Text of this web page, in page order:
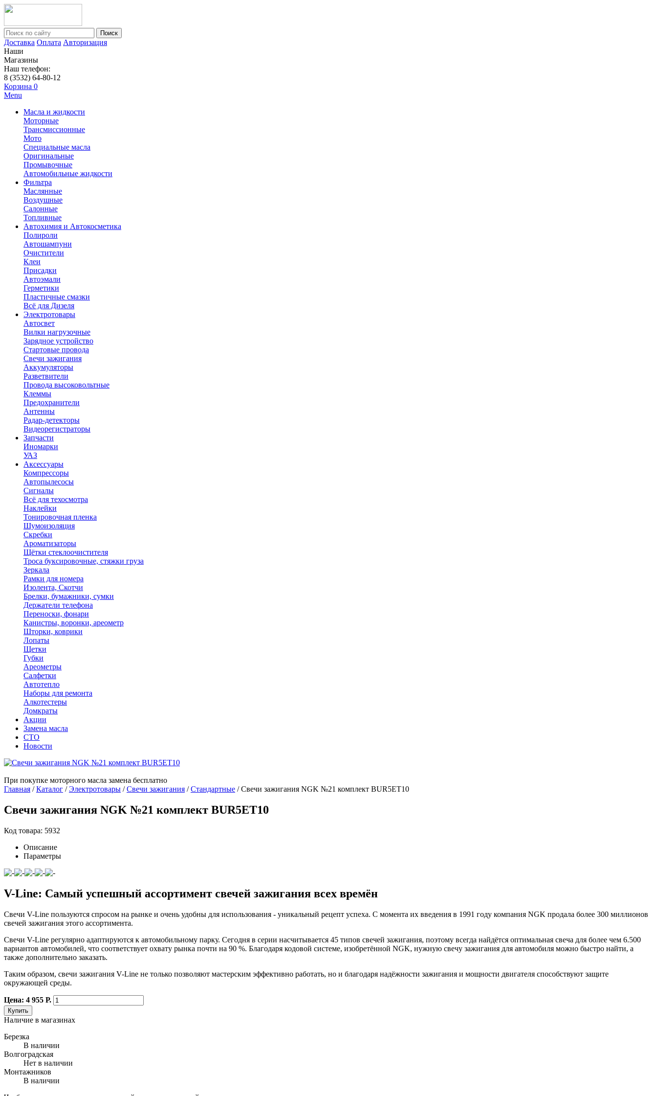
Поиск
Доставка Оплата Авторизация
Наши
Магазины
Наш телефон:
8 (3532) 64-80-12
Корзина 0
Menu
Масла и жидкости
Моторные
Трансмиссионные
Мото
Специальные масла
Оригинальные
Промывочные
Автомобильные жидкости
Фильтра
Маслянные
Воздушные
Салонные
Топливные
Автохимия и Автокосметика
Полироли
Автошампуни
Очистители
Клеи
Присадки
Автоэмали
Герметики
Пластичные смазки
Всё для Дизеля
Электротовары
Автосвет
Вилки нагрузочные
Зарядное устройство
Стартовые провода
Свечи зажигания
Аккумуляторы
Разветвители
Провода высоковольтные
Клеммы
Предохранители
Антенны
Радар-детекторы
Видеорегистраторы
Запчасти
Иномарки
УАЗ
Аксесcуары
Компрессоры
Автопылесосы
Сигналы
Всё для техосмотра
Наклейки
Тонировочная пленка
Шумоизоляция
Скребки
Ароматизаторы
Щётки стеклоочистителя
Троса буксировочные, стяжки груза
Зеркала
Рамки для номера
Изолента, Скотчи
Брелки, бумажники, сумки
Держатели телефона
Переноски, фонари
Канистры, воронки, ареометр
Шторки, коврики
Лопаты
Щетки
Губки
Ареометры
Салфетки
Автотепло
Наборы для ремонта
Алкотестеры
Домкраты
Акции
Замена масла
СТО
Новости
При покупке моторного масла замена бесплатно
Главная /Каталог /Электротовары /Свечи зажигания /Стандартные /Свечи зажигания NGK №21 комплект BUR5ET10
Свечи зажигания NGK №21 комплект BUR5ET10
Код товара: 5932
Описание
Параметры
V-Line: Самый успешный ассортимент свечей зажигания всех времён
Свечи V-Line пользуются спросом на рынке и очень удобны для использования - уникальный рецепт успеха. С момента их введения в 1991 году компания NGK продала более 300 миллионов
свечей зажигания этого ассортимента.
Свечи V-Line регулярно адаптируются к автомобильному парку. Сегодня в серии насчитывается 45 типов свечей зажигания, поэтому всегда найдётся оптимальная свеча для более чем 6.500
вариантов автомобилей, что соответствует охвату рынка почти на 90 %. Благодаря кодовой системе, изобретённой NGK, нужную свечу зажигания для автомобиля можно быстро найти, а
также дополнительно заказать.
Таким образом, свечи зажигания V-Line не только позволяют мастерским эффективно работать, но и благодаря надёжности зажигания и мощности двигателя способствуют защите
окружающей среды.
Цена: 4 955 Р.
Купить
Наличие в магазинах
Березка
В наличии
Волгоградская
Нет в наличии
Монтажников
В наличии